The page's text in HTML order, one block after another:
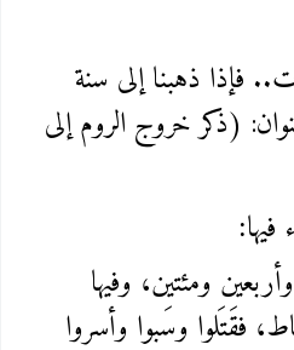
فإذا ذهبنا إلى سنة
(ذكر خروج الروم إلى
:
ومئتين، وفيها
فقَتَلوا وسَبوا وأسروا